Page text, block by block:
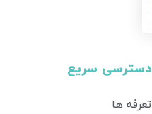
دسترسی سریع
تعرفه ها